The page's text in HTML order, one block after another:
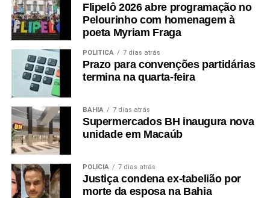
Flipelô 2026 abre programação no
Pelourinho com homenagem à
poeta Myriam Fraga
POLÍTICA 7 dias atrás
Prazo para convenções partidárias
termina na quarta-feira
BAHIA 7 dias atrás
Supermercados BH inaugura nova
unidade em Macaúb
POLÍCIA 7 dias atrás
Justiça condena ex-tabelião por
morte da esposa na Bahia